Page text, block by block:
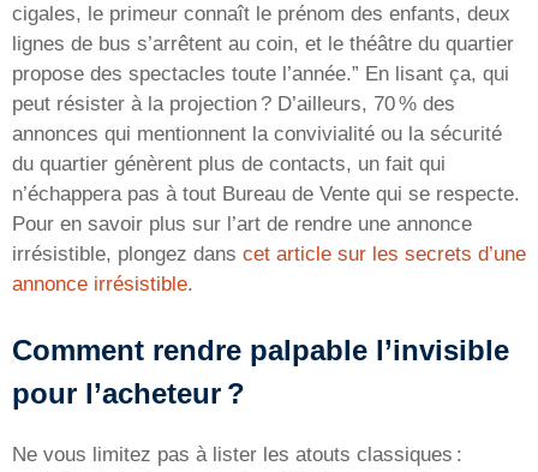
cigales, le primeur connaît le prénom des enfants, deux
lignes de bus s’arrêtent au coin, et le théâtre du quartier
propose des spectacles toute l’année.” En lisant ça, qui
peut résister à la projection ? D’ailleurs, 70 % des
annonces qui mentionnent la convivialité ou la sécurité
du quartier génèrent plus de contacts, un fait qui
n’échappera pas à tout Bureau de Vente qui se respecte.
Pour en savoir plus sur l’art de rendre une annonce
irrésistible, plongez dans cet article sur les secrets d’une
annonce irrésistible.
Comment rendre palpable l’invisible
pour l’acheteur ?
Ne vous limitez pas à lister les atouts classiques :